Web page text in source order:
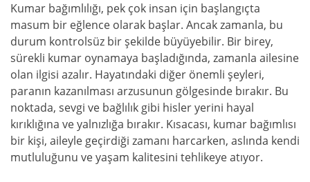
Kumar bağımlılığı, pek çok insan için başlangıçta
masum bir eğlence olarak başlar. Ancak zamanla, bu
durum kontrolsüz bir şekilde büyüyebilir. Bir birey,
sürekli kumar oynamaya başladığında, zamanla ailesine
olan ilgisi azalır. Hayatındaki diğer önemli şeyleri,
paranın kazanılması arzusunun gölgesinde bırakır. Bu
noktada, sevgi ve bağlılık gibi hisler yerini hayal
kırıklığına ve yalnızlığa bırakır. Kısacası, kumar bağımlısı
bir kişi, aileyle geçirdiği zamanı harcarken, aslında kendi
mutluluğunu ve yaşam kalitesini tehlikeye atıyor.